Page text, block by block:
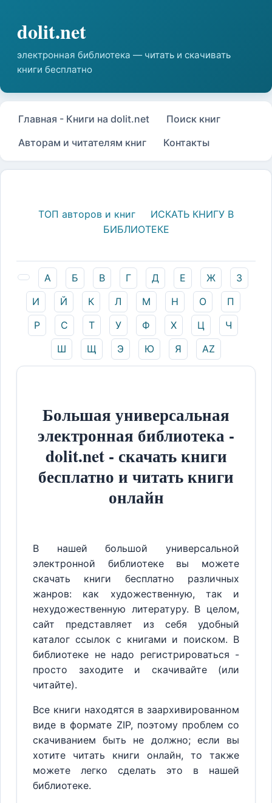
Главная - Книги на dolit.net
Поиск книг
Авторам и читателям книг
Контакты
ТОП авторов и книг
ИСКАТЬ КНИГУ В
БИБЛИОТЕКЕ
А Б В Г Д Е Ж
З
И
Й К Л М Н О
П
Р
С Т У Ф Х Ц
Ч
Ш
Щ Э Ю Я AZ
Большая универсальная
электронная библиотека -
dolit.net - скачать книги
бесплатно и читать книги
онлайн
В нашей большой универсальной
электронной библиотеке вы можете
скачать книги бесплатно различных
жанров: как художественную, так и
нехудожественную литературу. В целом,
сайт представляет из себя удобный
каталог ссылок с книгами и поиском. В
библиотеке не надо регистрироваться -
просто заходите и скачивайте (или
читайте).
Все книги находятся в заархивированном
виде в формате ZIP, поэтому проблем со
скачиванием быть не должно; если вы
хотите читать книги онлайн, то также
можете легко сделать это в нашей
библиотеке.